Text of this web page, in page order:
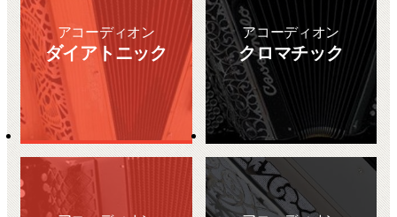
アコーディオン
ダイアトニック
アコーディオン
クロマチック